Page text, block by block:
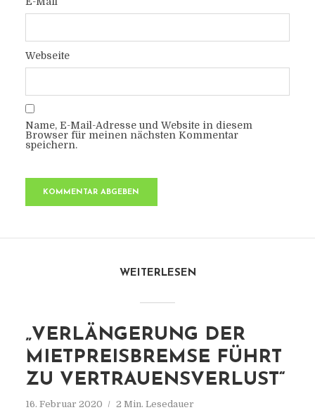
Webseite
Name, E-Mail-Adresse und Website in diesem
Browser für meinen nächsten Kommentar
speichern.
WEITERLESEN
„VERLÄNGERUNG DER
MIETPREISBREMSE FÜHRT
ZU VERTRAUENSVERLUST“
16. Februar 2020 2 Min. Lesedauer